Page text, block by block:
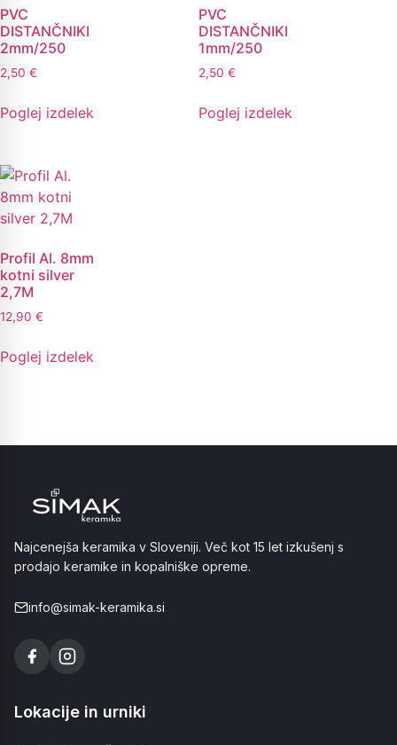
PVC
DISTANČNIKI
2mm/250
2,50 €
Poglej izdelek
PVC
DISTANČNIKI
1mm/250
2,50 €
Poglej izdelek
Profil Al. 8mm
kotni silver
2,7M
12,90 €
Poglej izdelek
Najcenejša keramika v Sloveniji. Več kot 15 let izkušenj s
prodajo keramike in kopalniške opreme.
info@simak-keramika.si
Lokacije in urniki